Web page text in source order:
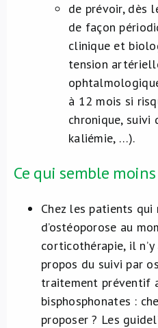
de prévoir, dès
de façon
clinique et
tension
à 12 mois si
chronique,
kaliémie, …).
Ce qui semble
Chez les patients qui
d’ostéoporose au
corticothérapie, il
propos du suivi par
traitement préventif
bisphosphonates :
proposer ? Les